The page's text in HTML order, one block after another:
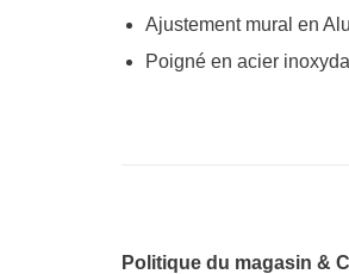
Ajustement mural en
Poigné en acier
Politique du magasin &